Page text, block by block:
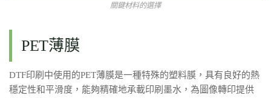
關鍵材料的選擇
PET薄膜
DTF印刷中使用的PET薄膜是一種特殊的塑料膜，具有良好的熱
穩定性和平滑度，能夠精確地承載印刷墨水，為圖像轉印提供